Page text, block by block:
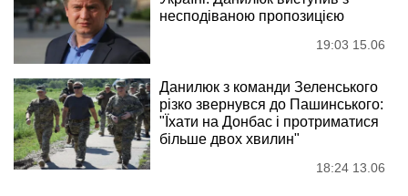
несподіваною пропозицією
19:03 15.06
Данилюк з команди Зеленського
різко звернувся до Пашинського:
"Їхати на Донбас і протриматися
більше двох хвилин"
18:24 13.06